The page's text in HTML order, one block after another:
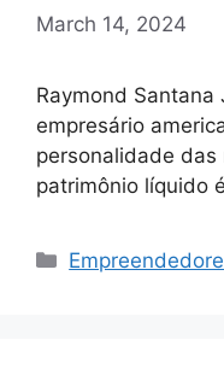
March 14, 2024
Raymond Santana
empresário
personalidade
patrimônio líquido
Categories